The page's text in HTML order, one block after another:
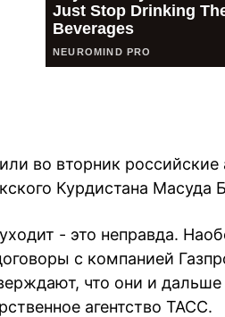
во вторник российские
Курдистана Масуда
- это неправда.
с компанией
что они и дальше
агентство ТАСС.